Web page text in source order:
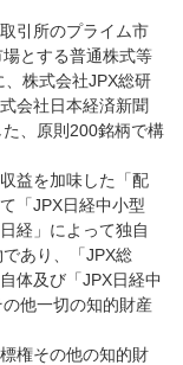
引所のプライム市
とする普通株式等
株式会社JPX総研
会社日本経済新聞
、原則200銘柄で構
益を加味した「配
「JPX日経中小型
経」によって独自
あり、「JPX総
体及び「JPX日経中
他一切の知的財産
権その他の知的財